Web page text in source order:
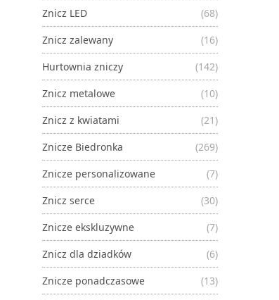
Znicz LED
(68)
Znicz zalewany
(16)
Hurtownia zniczy
(142)
Znicz metalowe
(10)
Znicz z kwiatami
(21)
Znicze Biedronka
(269)
Znicze personalizowane
(7)
Znicz serce
(30)
Znicze ekskluzywne
(7)
Znicz dla dziadków
(6)
Znicze ponadczasowe
(13)